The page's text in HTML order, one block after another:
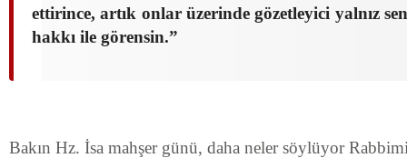
ettirince, artık onlar üzerinde gözetleyici yalnız
hakkı ile görensin.”
Bakın Hz. İsa mahşer günü, daha neler söylüyor